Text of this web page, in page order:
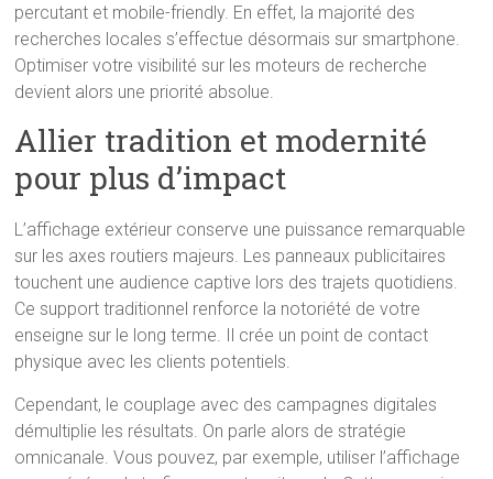
percutant et mobile-friendly. En effet, la majorité des
recherches locales s’effectue désormais sur smartphone.
Optimiser votre visibilité sur les moteurs de recherche
devient alors une priorité absolue.
Allier tradition et modernité
pour plus d’impact
L’affichage extérieur conserve une puissance remarquable
sur les axes routiers majeurs. Les panneaux publicitaires
touchent une audience captive lors des trajets quotidiens.
Ce support traditionnel renforce la notoriété de votre
enseigne sur le long terme. Il crée un point de contact
physique avec les clients potentiels.
Cependant, le couplage avec des campagnes digitales
démultiplie les résultats. On parle alors de stratégie
omnicanale. Vous pouvez, par exemple, utiliser l’affichage